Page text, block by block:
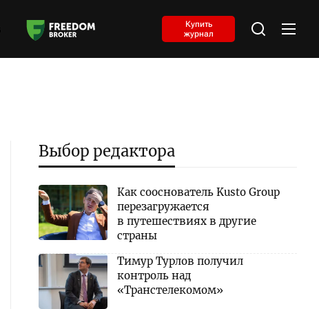
Купить
журнал
Выбор редактора
Как сооснователь Kusto Group
перезагружается
в путешествиях в другие
страны
Тимур Турлов получил
контроль над
«Транстелекомом»